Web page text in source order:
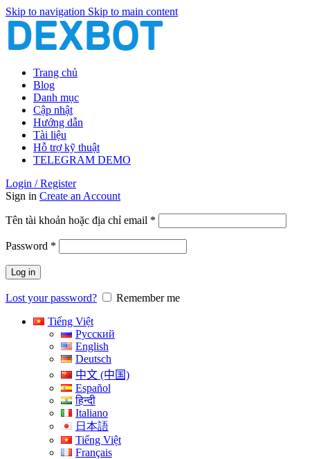
Skip to navigation Skip to main content
Trang chủ
Blog
Danh mục
Cập nhật
Hướng dẫn
Tài liệu
Hỗ trợ kỹ thuật
TELEGRAM DEMO
Login / Register
Sign in Create an Account
Tên tài khoản hoặc địa chỉ email *
buộc
Password *
buộc
Log in
Lost your password?
Remember me
Tiếng Việt
Русский
English
Deutsch
中文 (中国)
Español
हिन्दी
Italiano
日本語
Tiếng Việt
Français